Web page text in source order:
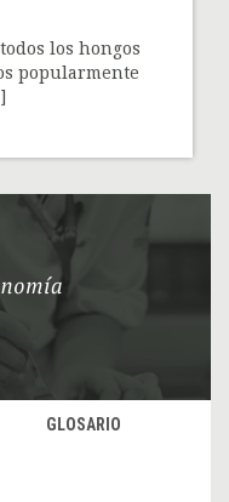
los hongos
popularmente
GLOSARIO